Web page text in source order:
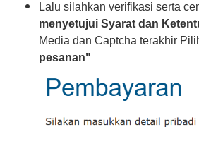
Lalu silahkan verifikasi serta
menyetujui Syarat dan
Media dan Captcha terakhir
pesanan"